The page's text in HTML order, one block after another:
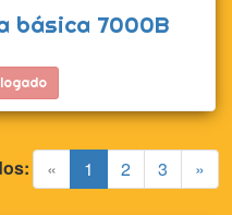
básica 7000B
« 1 (current)
2 3 »